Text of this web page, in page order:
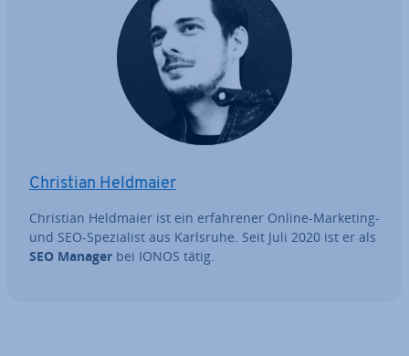
Christian Heldmaier
Christian Heldmaier ist ein er­fah­re­ner Online-Marketing-
und SEO-Spe­zia­list aus Karlsruhe. Seit Juli 2020 ist er als
SEO Manager bei IONOS tätig.